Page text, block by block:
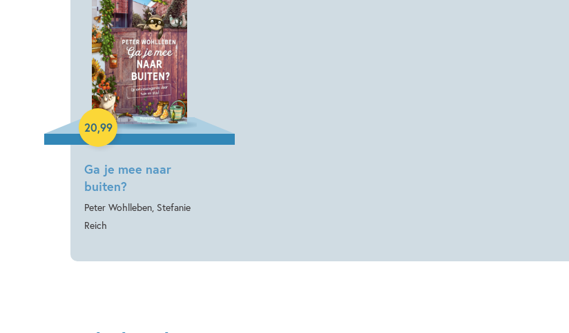
Ga je mee naar
buiten?
Peter Wohlleben, Stefanie
Reich
20,99
Hardcover